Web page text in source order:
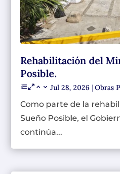
Rehabilitación del
Posible.
Jul 28, 2026 |Obras
Como parte de la
Sueño Posible, el
continúa...